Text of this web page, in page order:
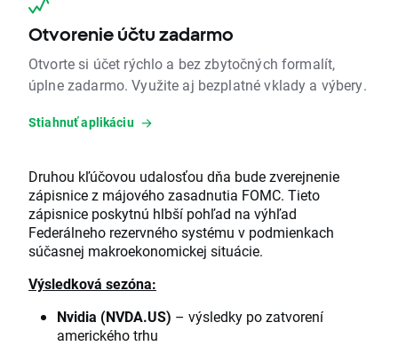
Otvorenie účtu zadarmo
Otvorte si účet rýchlo a bez zbytočných formalít,
úplne zadarmo. Využite aj bezplatné vklady a výbery.
Stiahnuť aplikáciu
Druhou kľúčovou udalosťou dňa bude zverejnenie
zápisnice z májového zasadnutia FOMC. Tieto
zápisnice poskytnú hlbší pohľad na výhľad
Federálneho rezervného systému v podmienkach
súčasnej makroekonomickej situácie.
Výsledková sezóna:
Nvidia (NVDA.US) – výsledky po zatvorení
amerického trhu